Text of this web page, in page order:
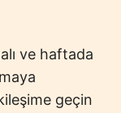
ve haftada
geçin